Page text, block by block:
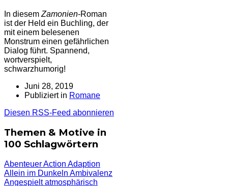
In diesem Zamonien-Roman
ist der Held ein Buchling, der
mit einem belesenen
Monstrum einen gefährlichen
Dialog führt. Spannend,
wortverspielt,
schwarzhumorig!
Juni 28, 2019
Publiziert in Romane
Diesen RSS-Feed abonnieren
Themen & Motive in
100 Schlagwörtern
AbenteuerAction Adaption
Allein im Dunkeln Ambivalenz
Angespieltatmosphärisch